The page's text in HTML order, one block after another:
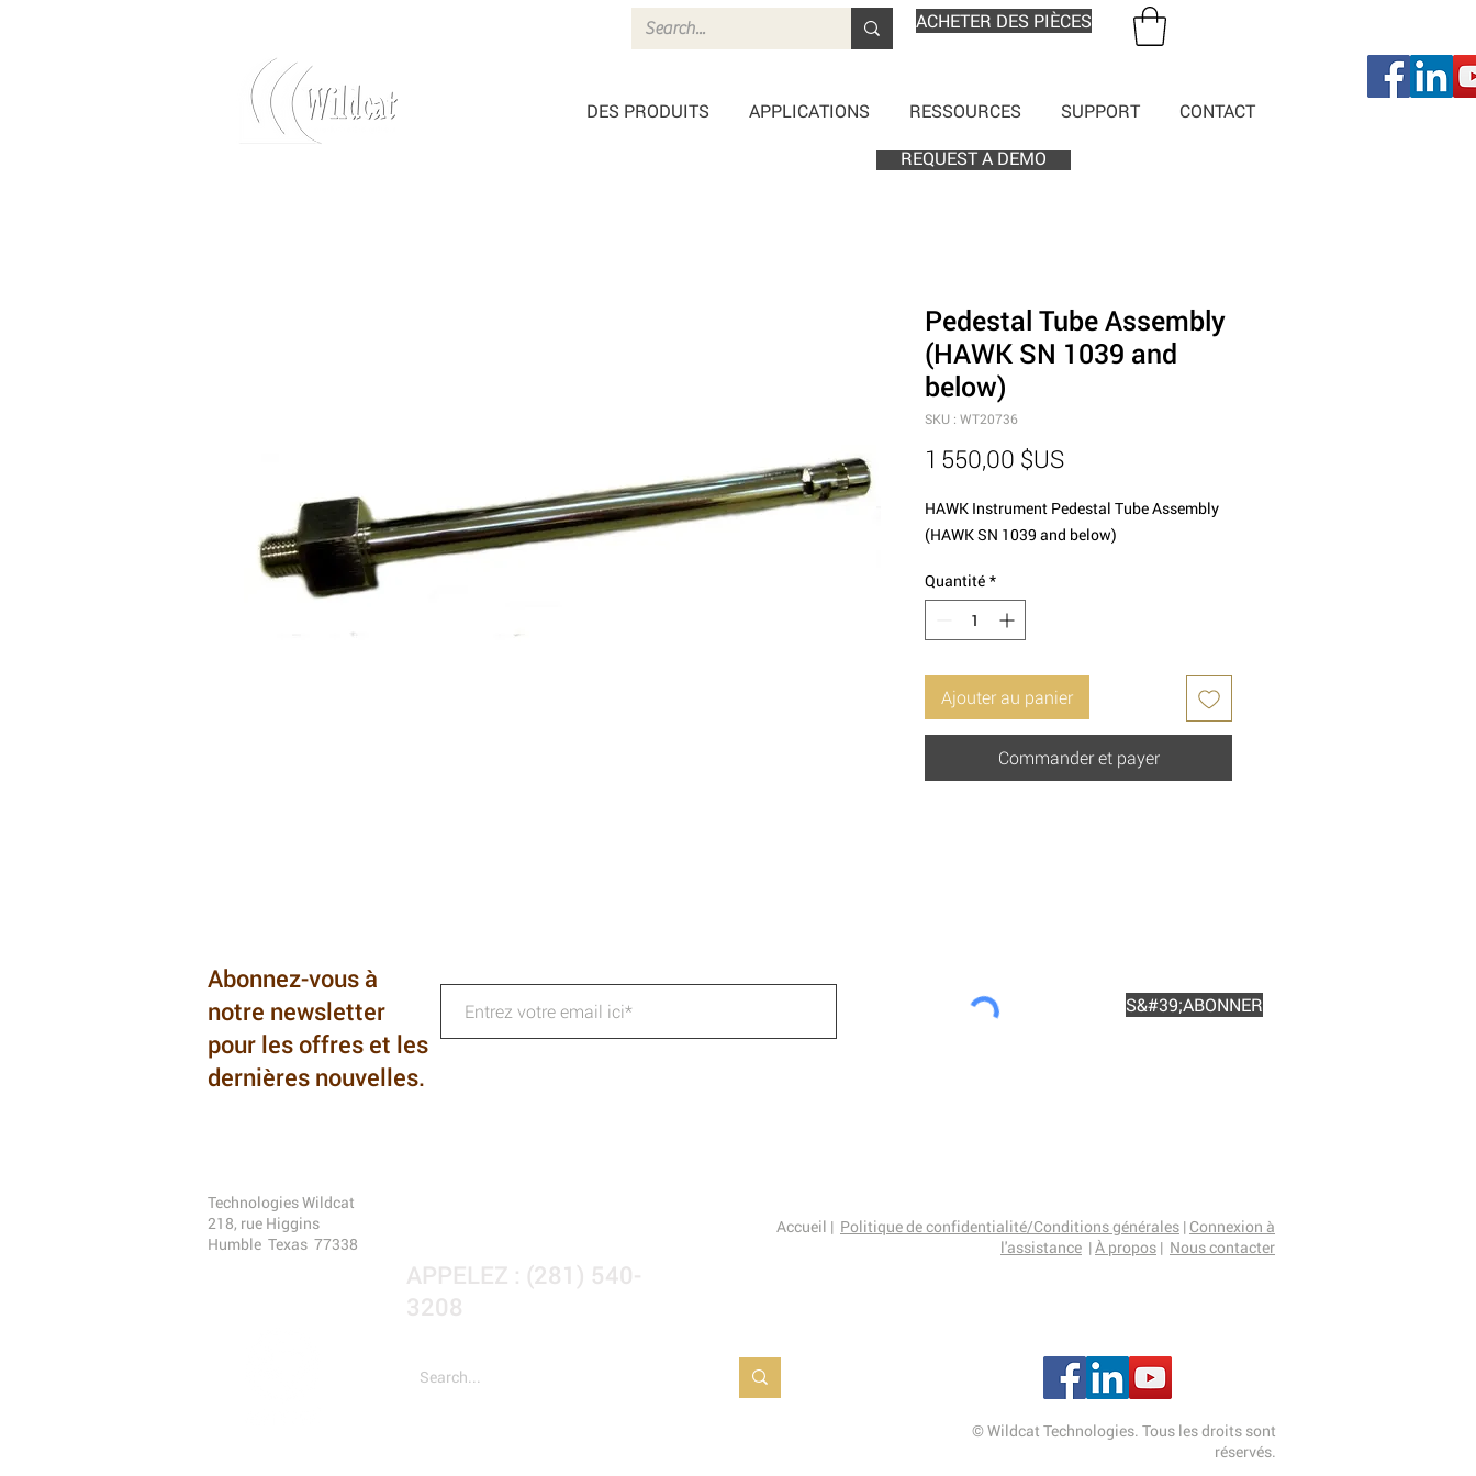
ACHETER DES PIÈCES
DES PRODUITS APPLICATIONS RESSOURCES SUPPORT CONTACT
Pedestal Tube Assembly
(HAWK SN 1039 and
below)
SKU : WT20736
1 550,00 $USPrix
HAWK Instrument Pedestal Tube Assembly
(HAWK SN 1039 and below)
Quantité *
Ajouter au panier
Commander et payer
REQUEST A DEMO
Abonnez-vous à
notre newsletter
pour les offres et les
dernières nouvelles.
S&#39;ABONNER
Technologies Wildcat
218, rue Higgins
Humble Texas 77338
Accueil | Politique de confidentialité/Conditions générales | Connexion à
l'assistance |À propos | Nous contacter
APPELEZ : (281) 540-
3208
© Wildcat Technologies. Tous les droits sont
réservés.